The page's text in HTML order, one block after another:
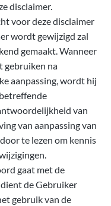
disclaimer.
voor deze disclaimer
wordt gewijzigd zal
gemaakt. Wanneer
gebruiken na
aanpassing, wordt hij
van
van aanpassing van
te lezen om kennis
gaat met de
de Gebruiker
gebruik van de